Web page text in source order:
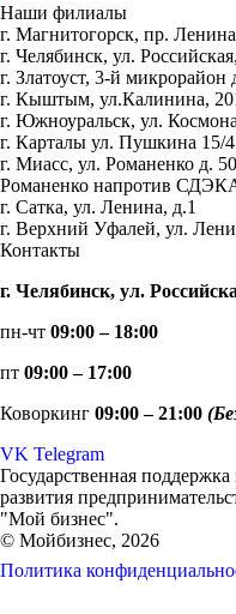
Наши филиалы
г. Магнитогорск, пр.
г. Челябинск, ул.
г. Златоуст, 3-й микрорайон
г. Кыштым, ул.Калинина,
г. Южноуральск, ул.
г. Карталы ул. Пушкина 15/
г. Миасс, ул. Романенко д.
Романенко напротив
г. Сатка, ул. Ленина, д.1
г. Верхний Уфалей, ул.
Контакты
г. Челябинск, ул.
пн-чт 09:00 – 18:00
пт 09:00 – 17:00
Коворкинг 09:00 – 21:00
VK Telegram
Государственная
развития
"Мой бизнес".
© Мойбизнес, 2026
Политика